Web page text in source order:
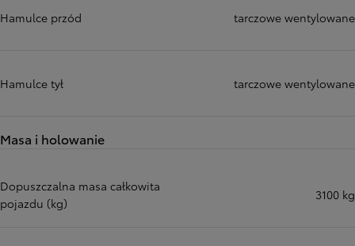
Hamulce przód tarczowe wentylowane
Hamulce tył tarczowe wentylowane
Masa i holowanie
Dopuszczalna masa całkowita
pojazdu (kg)
3100 kg